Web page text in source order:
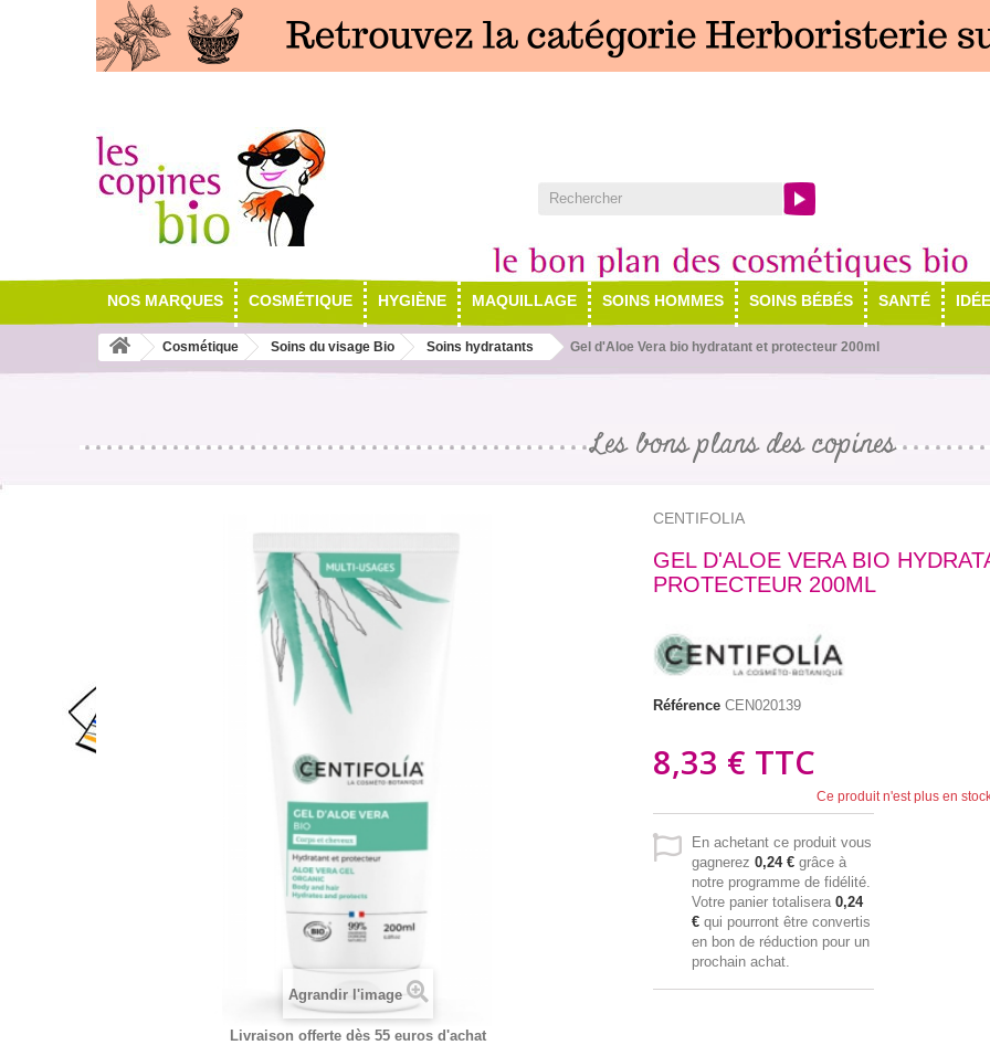
NOS MARQUES COSMÉTIQUE HYGIÈNE MAQUILLAGE SOINS HOMMES SOINS BÉBÉS SANTÉ
Cosmétique Soins du visage Bio Soins hydratants Gel d'Aloe Vera bio hydratant et protecteur 200ml
Les bons plans des copines
Agrandir l'image
Livraison offerte dès 55 euros d'achat
CENTIFOLIA
GEL D'ALOE VERA BIO
PROTECTEUR 200ML
Référence CEN020139
8,33 € TTC
Ce produit n'est plus en
En achetant ce produit vous
gagnerez 0,24 € grâce à
notre programme de fidélité.
Votre panier totalisera 0,24
€ qui pourront être convertis
en bon de réduction pour un
prochain achat.